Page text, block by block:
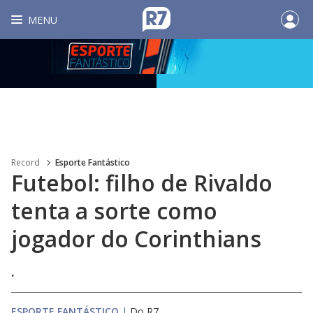
MENU
Record Esporte Fantástico
Futebol: filho de Rivaldo
tenta a sorte como
jogador do Corinthians
.